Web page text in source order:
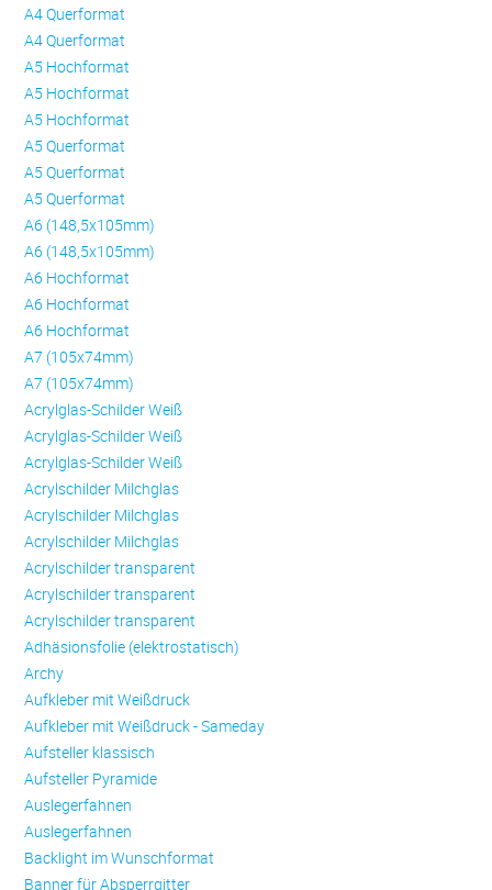
A4 Querformat
A4 Querformat
A5 Hochformat
A5 Hochformat
A5 Hochformat
A5 Querformat
A5 Querformat
A5 Querformat
A6 (148,5x105mm)
A6 (148,5x105mm)
A6 Hochformat
A6 Hochformat
A6 Hochformat
A7 (105x74mm)
A7 (105x74mm)
Acrylglas-Schilder Weiß
Acrylglas-Schilder Weiß
Acrylglas-Schilder Weiß
Acrylschilder Milchglas
Acrylschilder Milchglas
Acrylschilder Milchglas
Acrylschilder transparent
Acrylschilder transparent
Acrylschilder transparent
Adhäsionsfolie (elektrostatisch)
Archy
Aufkleber mit Weißdruck
Aufkleber mit Weißdruck - Sameday
Aufsteller klassisch
Aufsteller Pyramide
Auslegerfahnen
Auslegerfahnen
Backlight im Wunschformat
Banner für Absperrgitter